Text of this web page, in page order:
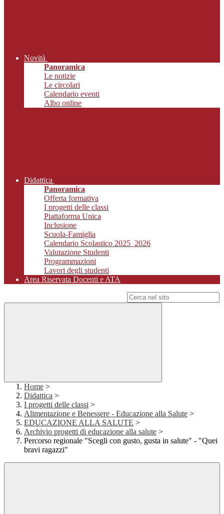
Novità
Panoramica
Le notizie
Le circolari
Calendario eventi
Albo online
Didattica
Panoramica
Offerta formativa
I progetti delle classi
Piattaforma Unica
Inclusione
Scuola-Famiglia
Calendario Scolastico 2025_2026
Valutazione Studenti
Programmazioni
Lavori degli studenti
Area Riservata Docenti e ATA
Home >
Didattica >
I progetti delle classi >
Alimentazione e Benessere - Educazione alla Salute >
EDUCAZIONE ALLA SALUTE >
Archivio progetti di educazione alla salute >
Percorso regionale "Scegli con gusto, gusta in salute" - "Quei
bravi ragazzi"